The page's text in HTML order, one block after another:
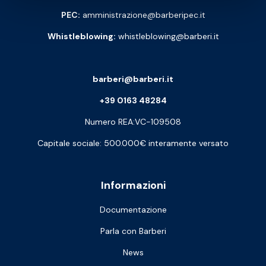
PEC: amministrazione@barberipec.it
Whistleblowing: whistleblowing@barberi.it
Informazioni
Documentazione
Parla con Barberi
News
barberi@barberi.it
+39 0163 48284
Numero REA:VC-109508
Capitale sociale: 500.000€ interamente versato